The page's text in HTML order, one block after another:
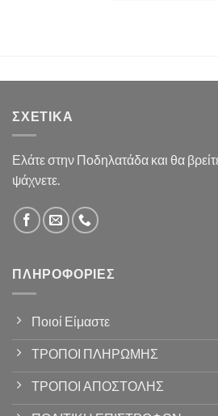
ΣΧΕΤΙΚΆ
Ελάτε στην Ποδηλατάδα και θα
ψάχνετε.
ΠΛΗΡΟΦΟΡΊΕΣ
Ποιοί Είμαστε
ΤΡΟΠΟΙ ΠΛΗΡΩΜΗΣ
ΤΡΟΠΟΙ ΑΠΟΣΤΟΛΗΣ